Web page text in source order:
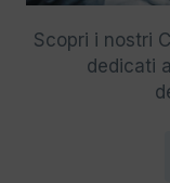
Scopri i nostri
dedicati